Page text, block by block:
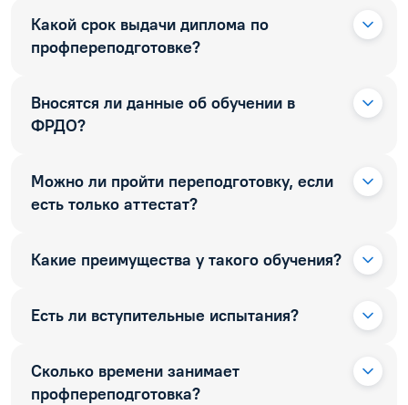
Какой срок выдачи диплома по
профпереподготовке?
Вносятся ли данные об обучении в
ФРДО?
Можно ли пройти переподготовку, если
есть только аттестат?
Какие преимущества у такого обучения?
Есть ли вступительные испытания?
Сколько времени занимает
профпереподготовка?